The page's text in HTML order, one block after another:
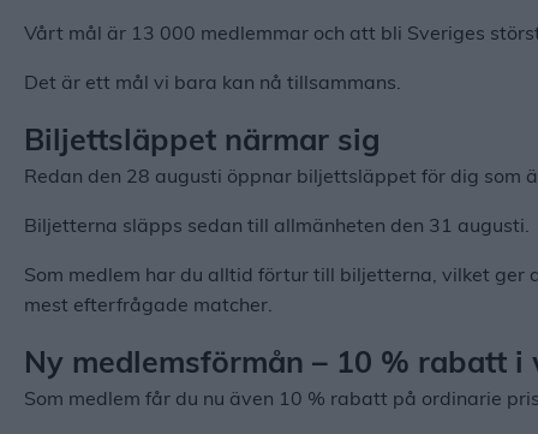
Vårt mål är 13 000 medlemmar och att bli Sveriges
Det är ett mål vi bara kan nå tillsammans.
Biljettsläppet närmar sig
Redan den 28 augusti öppnar biljettsläppet för dig som
Biljetterna släpps sedan till allmänheten den 31 augusti.
Som medlem har du alltid förtur till biljetterna, vilket
mest efterfrågade matcher.
Ny medlemsförmån – 10 % rabatt i
Som medlem får du nu även 10 % rabatt på ordinarie